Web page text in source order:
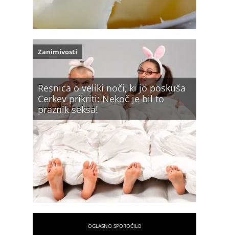
Resnica o veliki noči, ki jo poskuša
Cerkev prikriti: Nekoč je bil to
praznik seksa!
Zanimivosti